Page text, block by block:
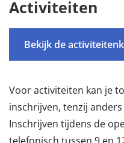
Activiteiten
Bekijk de
Voor activiteiten kan je
inschrijven, tenzij
Inschrijven tijdens de